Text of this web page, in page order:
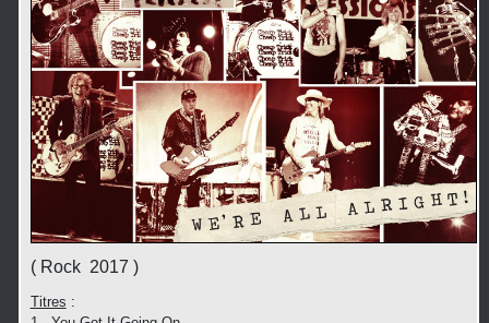
( Rock 2017 )
Titres :